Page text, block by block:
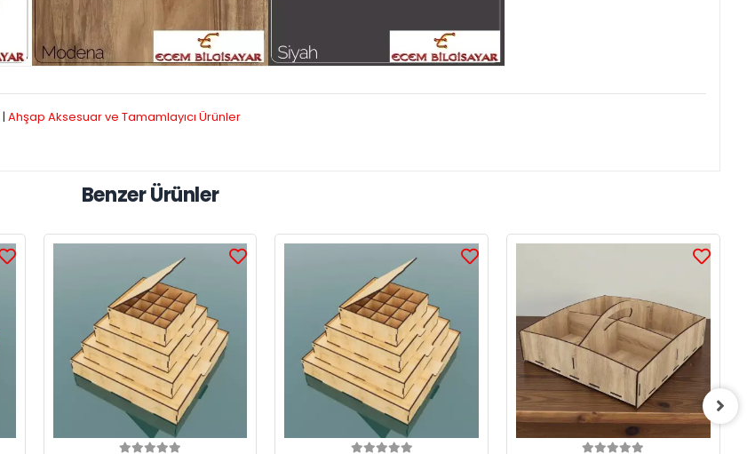
|Ahşap Aksesuar ve Tamamlayıcı Ürünler
Benzer Ürünler